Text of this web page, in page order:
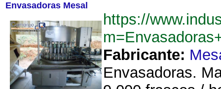
Envasadoras Mesal
https://
Fabricante:
Envasadoras.